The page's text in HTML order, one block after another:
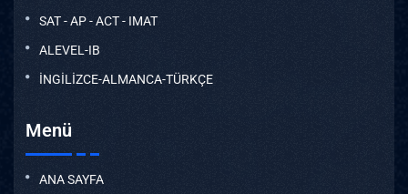
SAT - AP - ACT - IMAT
ALEVEL-IB
İNGİLİZCE-ALMANCA-TÜRKÇE
Menü
ANA SAYFA